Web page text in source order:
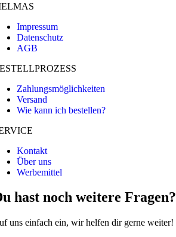
Impressum
Datenschutz
AGB
Zahlungsmöglichkeiten
Versand
Wie kann ich bestellen?
Kontakt
Über uns
Werbemittel
hast noch weitere Fragen?
uns einfach ein, wir helfen dir gerne weiter!